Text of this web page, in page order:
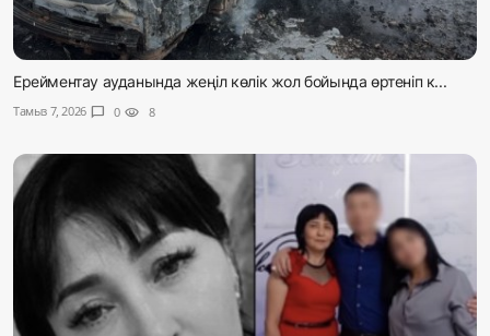
Ерейментау ауданында жеңіл көлік жол бойында өртеніп к...
Тамыз 7, 2026 chat_bubble 0 visibility 8